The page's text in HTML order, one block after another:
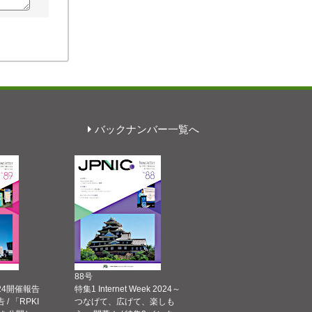
バックナンバー一覧へ
開催報告
/ 「RPKI
88号
特集1 Internet Week 2024～
つなげて、広げて、楽しも